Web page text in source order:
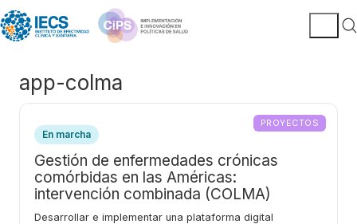
app-colma
PROYECTOS
En marcha
Gestión de enfermedades crónicas
comórbidas en las Américas:
intervención combinada (COLMA)
Desarrollar e implementar una plataforma digital